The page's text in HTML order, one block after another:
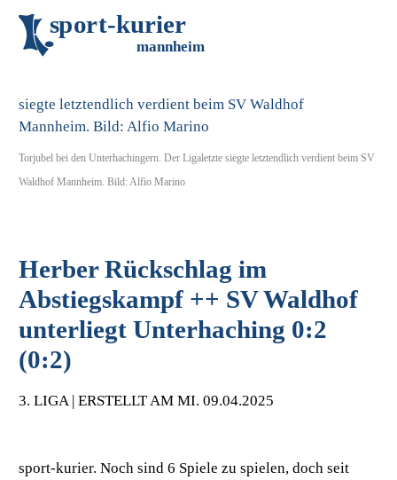
sport-kurier
mannheim
Torjubel bei den Unterhachingern. Der Ligaletzte siegte letztendlich verdient beim SV
Waldhof Mannheim. Bild: Alfio Marino
Herber Rückschlag im
Abstiegskampf ++ SV Waldhof
unterliegt Unterhaching 0:2
(0:2)
3. LIGA | ERSTELLT AM MI. 09.04.2025
sport-kurier. Noch sind 6 Spiele zu spielen, doch seit